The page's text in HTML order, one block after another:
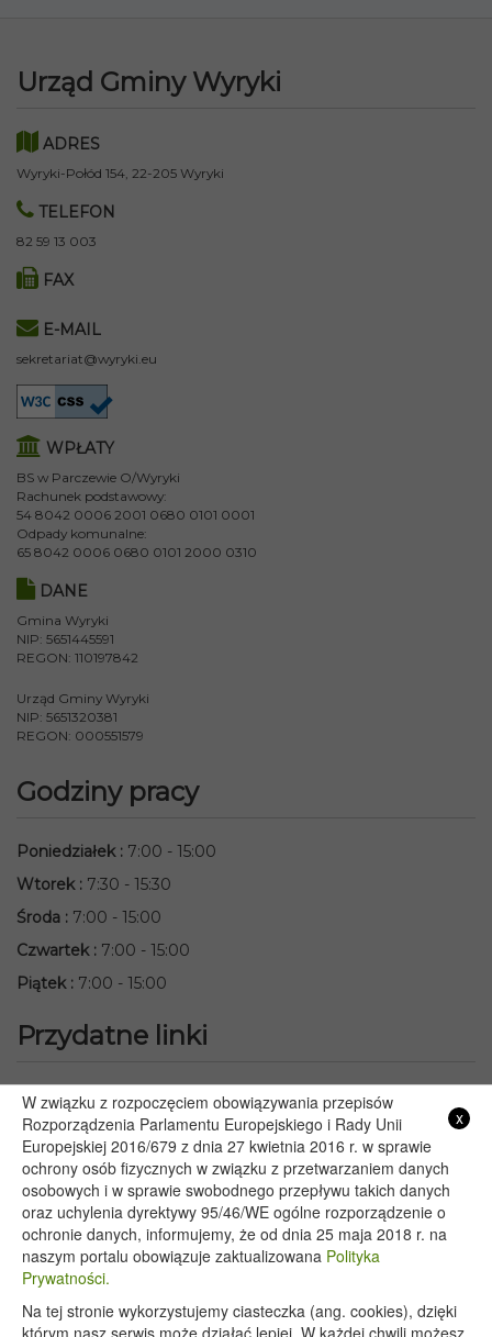
Urząd Gminy Wyryki
ADRES
Wyryki-Połód 154, 22-205 Wyryki
TELEFON
82 59 13 003
FAX
E-MAIL
sekretariat@wyryki.eu
WPŁATY
BS w Parczewie O/Wyryki
Rachunek podstawowy:
54 8042 0006 2001 0680 0101 0001
Odpady komunalne:
65 8042 0006 0680 0101 2000 0310
DANE
Gmina Wyryki
NIP: 5651445591
REGON: 110197842
Urząd Gminy Wyryki
NIP: 5651320381
REGON: 000551579
Godziny pracy
Poniedziałek: 7:00 - 15:00
Wtorek: 7:30 - 15:30
Środa : 7:00 - 15:00
Czwartek: 7:00 - 15:00
Piątek: 7:00 - 15:00
Przydatne linki
Starostwo Powiatowe we Włodawie
Lubelski Urząd Wojewódzki w Lublinie
Urząd Marszałkowski Województwa Lubelskiego w Lublinie
Serwis Rzeczypospolitej Polskiej
PGE – Planowane wyłączenia prądu
Poczta E-mail
Copyright 2020@ - Urząd Gminy Wyryki
x
W związku z rozpoczęciem obowiązywania przepisów
Rozporządzenia Parlamentu Europejskiego i Rady Unii
Europejskiej 2016/679 z dnia 27 kwietnia 2016 r. w sprawie
ochrony osób fizycznych w związku z przetwarzaniem danych
osobowych i w sprawie swobodnego przepływu takich danych
oraz uchylenia dyrektywy 95/46/WE ogólne rozporządzenie o
ochronie danych, informujemy, że od dnia 25 maja 2018 r. na
naszym portalu obowiązuje zaktualizowana Polityka
Prywatności.
Na tej stronie wykorzystujemy ciasteczka (ang. cookies), dzięki
którym nasz serwis może działać lepiej. W każdej chwili możesz